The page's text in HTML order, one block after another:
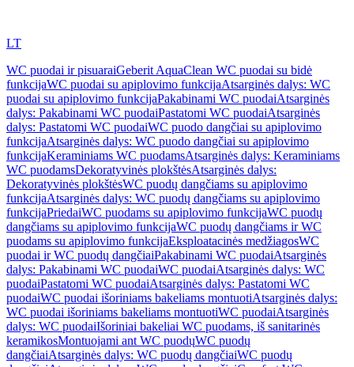
LT
WC puodai ir pisuaraiGeberit AquaClean WC puodai su bidė
funkcijaWC puodai su apiplovimo funkcijaAtsarginės dalys: WC
puodai su apiplovimo funkcijaPakabinami WC puodaiAtsarginės
dalys: Pakabinami WC puodaiPastatomi WC puodaiAtsarginės
dalys: Pastatomi WC puodaiWC puodo dangčiai su apiplovimo
funkcijaAtsarginės dalys: WC puodo dangčiai su apiplovimo
funkcijaKeraminiams WC puodamsAtsarginės dalys: Keraminiams
WC puodamsDekoratyvinės plokštėsAtsarginės dalys:
Dekoratyvinės plokštėsWC puodų dangčiams su apiplovimo
funkcijaAtsarginės dalys: WC puodų dangčiams su apiplovimo
funkcijaPriedaiWC puodams su apiplovimo funkcijaWC puodų
dangčiams su apiplovimo funkcijaWC puodų dangčiams ir WC
puodams su apiplovimo funkcijaEksploatacinės medžiagosWC
puodai ir WC puodų dangčiaiPakabinami WC puodaiAtsarginės
dalys: Pakabinami WC puodaiWC puodaiAtsarginės dalys: WC
puodaiPastatomi WC puodaiAtsarginės dalys: Pastatomi WC
puodaiWC puodai išoriniams bakeliams montuotiAtsarginės dalys:
WC puodai išoriniams bakeliams montuotiWC puodaiAtsarginės
dalys: WC puodaiIšoriniai bakeliai WC puodams, iš sanitarinės
keramikosMontuojami ant WC puodųWC puodų
dangčiaiAtsarginės dalys: WC puodų dangčiaiWC puodų